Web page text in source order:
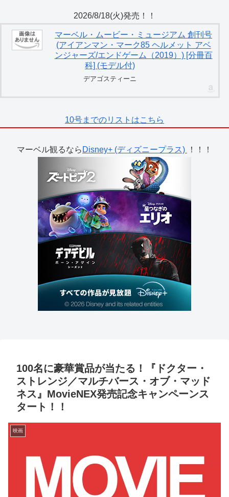
2026/8/18(火)発売！！
マーベル・ムービー・ミュージアム 創刊号
(アイアンマン・マーク85 ヘルメット アベ
ンジャーズ/エンドゲーム（2019）) [分冊百
科] (モデル付)
デアゴスティーニ
10号までのリストはこちら
マーベル観るなら Disney+ (ディズニープラス) ！！！
100名に豪華賞品が当たる！『ドクター・
ストレンジ／マルチバース・オブ・マッド
ネス』MovieNEX発売記念キャンペーンス
タート！！
映画